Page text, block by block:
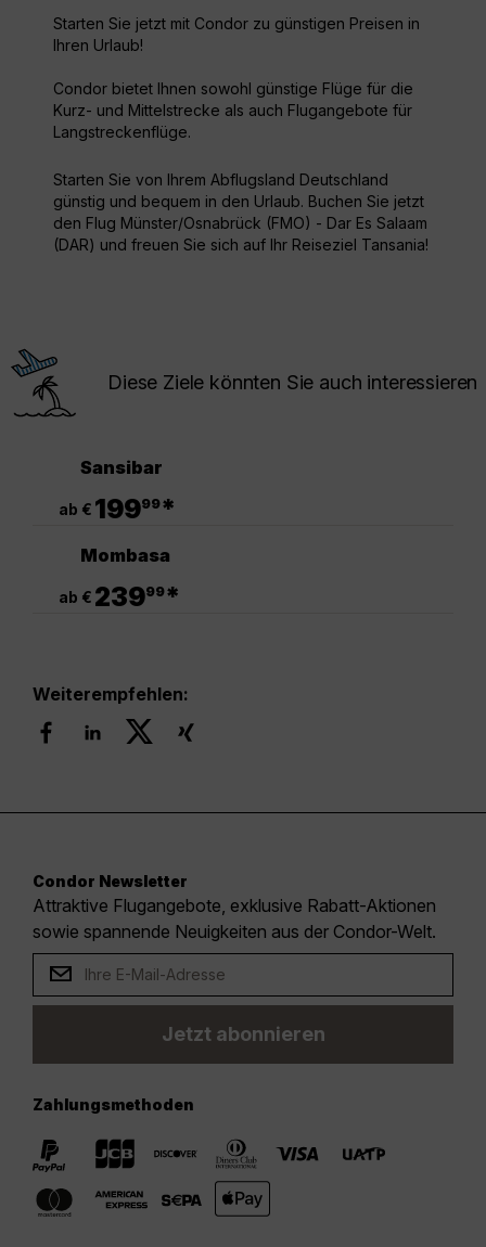
Starten Sie jetzt mit Condor zu günstigen Preisen in
Ihren Urlaub!
Condor bietet Ihnen sowohl günstige Flüge für die
Kurz- und Mittelstrecke als auch Flugangebote für
Langstreckenflüge.
Starten Sie von Ihrem Abflugsland Deutschland
günstig und bequem in den Urlaub. Buchen Sie jetzt
den Flug Münster/Osnabrück (FMO) - Dar Es Salaam
(DAR) und freuen Sie sich auf Ihr Reiseziel Tansania!
Diese Ziele könnten Sie auch interessieren
Sansibar
ab € 19999*
Mombasa
ab € 23999*
Weiterempfehlen:
Condor Newsletter
Attraktive Flugangebote, exklusive Rabatt-Aktionen
sowie spannende Neuigkeiten aus der Condor-Welt.
Jetzt abonnieren
Zahlungsmethoden